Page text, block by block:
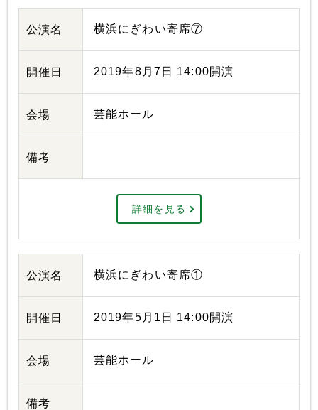
公演名 横浜にぎわい寄席⑦
開催日 2019年8月7日 14:00開演
会場 芸能ホール
備考
詳細を見る
公演名 横浜にぎわい寄席①
開催日 2019年5月1日 14:00開演
会場 芸能ホール
備考